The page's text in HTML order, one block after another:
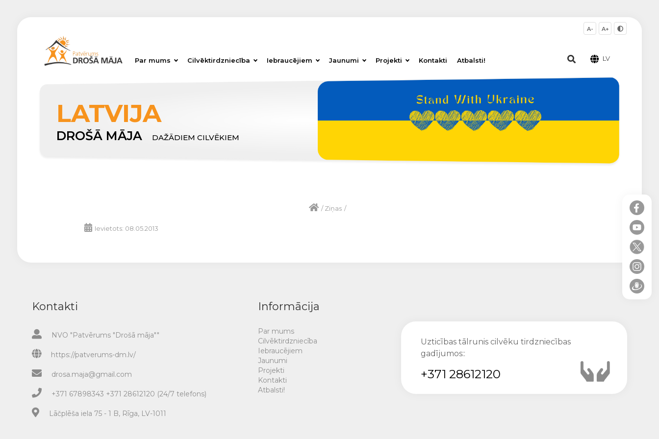
Par mums Cilvēktirdzniecība Iebraucējiem Jaunumi Projekti Kontakti Atbalsti!
A- A+
LV
LATVIJA
DROŠĀ MĀJA DAŽĀDIEM CILVĒKIEM
/Ziņas /
Ievietots: 08.05.2013
Kontakti
NVO "Patvērums "Drošā māja""
https://patverums-dm.lv/
drosa.maja@gmail.com
+371 67898343 +371 28612120 (24/7 telefons)
Lāčplēša iela 75 - 1 B, Rīga, LV-1011
Informācija
Par mums
Cilvēktirdzniecība
Iebraucējiem
Jaunumi
Projekti
Kontakti
Atbalsti!
Uzticības tālrunis cilvēku tirdzniecības
gadījumos::
+371 28612120